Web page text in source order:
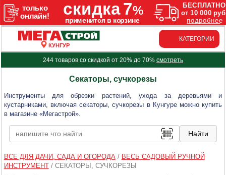
КУНГУР
КАТЕГОРИИ
244 товаров со скидкой от 20% до 70% смотреть
Секаторы, сучкорезы
Инструменты для обрезки растений, ухода за деревьями и
кустарниками, включая секаторы, сучкорезы в Кунгуре можно купить
в магазине «Мегастрой».
ВСЕ ДЛЯ ДАЧИ, САДА И ОГОРОДА/ ВЕСЬ САДОВЫЙ РУЧНОЙ
ИНСТРУМЕНТ/ СЕКАТОРЫ, СУЧКОРЕЗЫ